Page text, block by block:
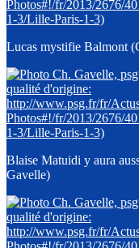
Lucas mystifie Balmont
Blaise Matuidi y aura
Gavelle)